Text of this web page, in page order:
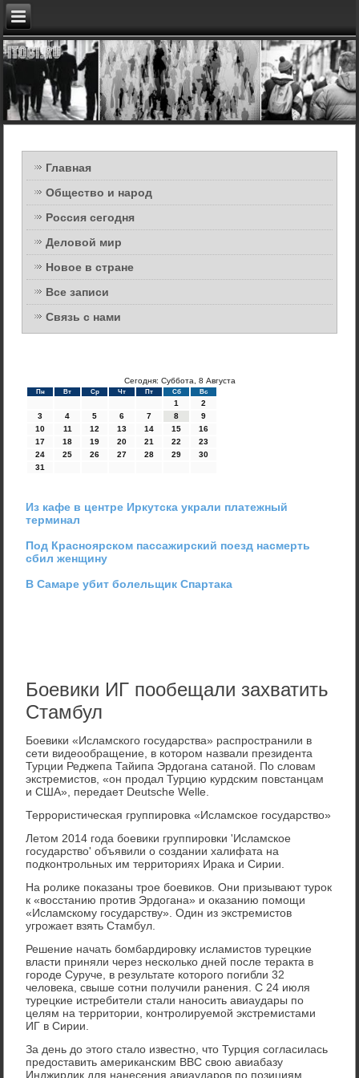
Главная
Общество и народ
Россия сегодня
Деловой мир
Новое в стране
Все записи
Связь с нами
Сегодня: Суббота, 8 Августа
Пн Вт Ср Чт Пт Сб Вс
1
2
3
4 5 6 7 8
9
10
11 12 13 14 15
16
17
18 19 20 21 22
23
24
25 26 27 28 29
30
31
Из кафе в центре Иркутска украли платежный
терминал
Под Красноярском пассажирский поезд насмерть
сбил женщину
В Самаре убит болельщик Спартака
Боевики ИГ пообещали захватить
Стамбул
Боевики «Исламского государства» распространили в
сети видеообращение, в котором назвали президента
Турции Реджепа Тайипа Эрдогана сатаной. По словам
экстремистов, «он продал Турцию курдским повстанцам
и США», передает Deutsche Welle.
Террористическая группировка «Исламское государство»
Летом 2014 года боевики группировки 'Исламское
государство' объявили о создании халифата на
подконтрольных им территориях Ирака и Сирии.
На ролике показаны трое боевиков. Они призывают турок
к «восстанию против Эрдогана» и оказанию помощи
«Исламскому государству». Один из экстремистов
угрожает взять Стамбул.
Решение начать бомбардировку исламистов турецкие
власти приняли через несколько дней после теракта в
городе Суруче, в результате которого погибли 32
человека, свыше сотни получили ранения. С 24 июля
турецкие истребители стали наносить авиаудары по
целям на территории, контролируемой экстремистами
ИГ в Сирии.
За день до этого стало известно, что Турция согласилась
предоставить американским ВВС свою авиабазу
Инджирлик для нанесения авиаударов по позициям